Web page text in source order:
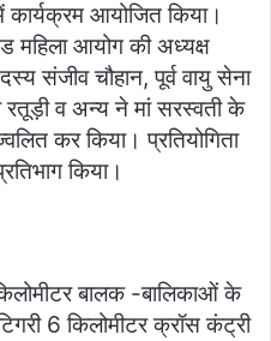
कार्यक्रम आयोजित किया।
महिला आयोग की अध्यक्ष
संजीव चौहान, पूर्व वायु सेना
रतूड़ी व अन्य ने मां सरस्वती के
कर किया। प्रतियोगिता
किया।
बालक -बालिकाओं के
6 किलोमीटर क्रॉस कंट्री